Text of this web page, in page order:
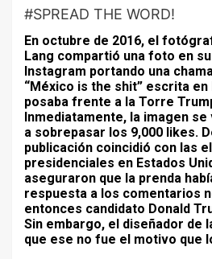
#SPREAD THE WORD!
En octubre de 2016, el
Lang compartió una foto en
Instagram portando una
“México is the shit” escrita
posaba frente a la Torre
Inmediatamente, la imagen
a sobrepasar los 9,000 likes.
publicación coincidió con las
presidenciales en Estados
aseguraron que la prenda
respuesta a los comentarios
entonces candidato Donald
Sin embargo, el diseñador de
que ese no fue el motivo que